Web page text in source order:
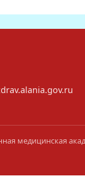
медицинская